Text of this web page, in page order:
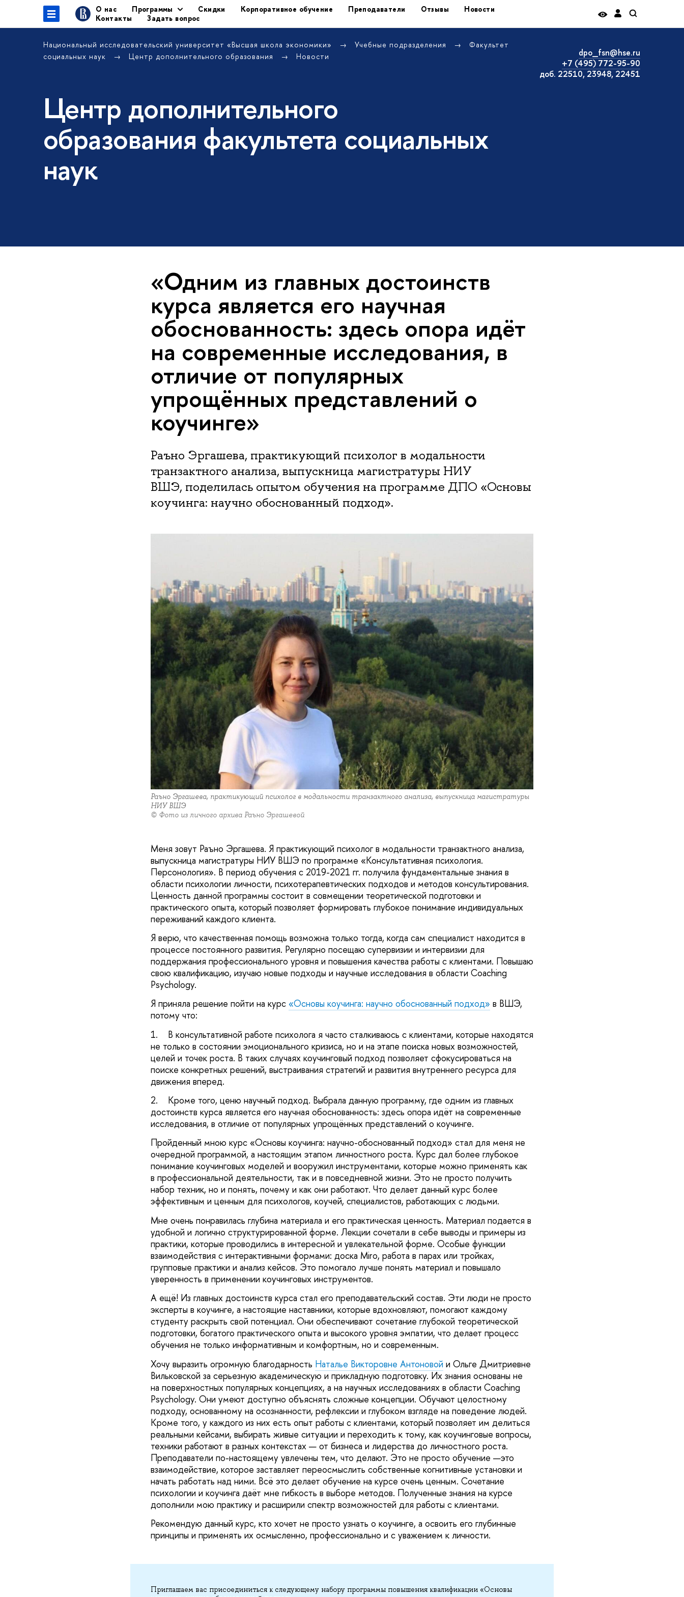
О нас Программы Скидки Корпоративное обучение Преподаватели Отзывы
Новости
Контакты
Задать вопрос
Национальный исследовательский университет «Высшая школа экономики» Учебные подразделения
Факультет
социальных наук
Центр дополнительного образования Новости
Центр дополнительного
образования факультета социальных
наук
dpo_fsn@hse.ru
+7 (495) 772-95-90
доб. 22510, 23948, 22451
«Одним из главных достоинств
курса является его научная
обоснованность: здесь опора идёт
на современные исследования, в
отличие от популярных
упрощённых представлений о
коучинге»
Раъно Эргашева, практикующий психолог в модальности
транзактного анализа, выпускница магистратуры НИУ
ВШЭ, поделилась опытом обучения на программе ДПО «Основы
коучинга: научно обоснованный подход».
Раъно Эргашева, практикующий психолог в модальности транзактного анализа, выпускница магистратуры
НИУ ВШЭ
© Фото из личного архива Раъно Эргашевой
Меня зовут Раъно Эргашева. Я практикующий психолог в модальности транзактного анализа,
выпускница магистратуры НИУ ВШЭ по программе «Консультативная психология.
Персонология». В период обучения с 2019-2021 гг. получила фундаментальные знания в
области психологии личности, психотерапевтических подходов и методов консультирования.
Ценность данной программы состоит в совмещении теоретической подготовки и
практического опыта, который позволяет формировать глубокое понимание индивидуальных
переживаний каждого клиента.
Я верю, что качественная помощь возможна только тогда, когда сам специалист находится в
процессе постоянного развития. Регулярно посещаю супервизии и интервизии для
поддержания профессионального уровня и повышения качества работы с клиентами. Повышаю
свою квалификацию, изучаю новые подходы и научные исследования в области Coaching
Psychology.
Я приняла решение пойти на курс «Основы коучинга: научно обоснованный подход» в ВШЭ,
потому что:
1. В консультативной работе психолога я часто сталкиваюсь с клиентами, которые находятся
не только в состоянии эмоционального кризиса, но и на этапе поиска новых возможностей,
целей и точек роста. В таких случаях коучинговый подход позволяет сфокусироваться на
поиске конкретных решений, выстраивания стратегий и развития внутреннего ресурса для
движения вперед.
2. Кроме того, ценю научный подход. Выбрала данную программу, где одним из главных
достоинств курса является его научная обоснованность: здесь опора идёт на современные
исследования, в отличие от популярных упрощённых представлений о коучинге.
Пройденный мною курс «Основы коучинга: научно-обоснованный подход» стал для меня не
очередной программой, а настоящим этапом личностного роста. Курс дал более глубокое
понимание коучинговых моделей и вооружил инструментами, которые можно применять как
в профессиональной деятельности, так и в повседневной жизни. Это не просто получить
набор техник, но и понять, почему и как они работают. Что делает данный курс более
эффективным и ценным для психологов, коучей, специалистов, работающих с людьми.
Мне очень понравилась глубина материала и его практическая ценность. Материал подается в
удобной и логично структурированной форме. Лекции сочетали в себе выводы и примеры из
практики, которые проводились в интересной и увлекательной форме. Особые функции
взаимодействия с интерактивными формами: доска Miro, работа в парах или тройках,
групповые практики и анализ кейсов. Это помогало лучше понять материал и повышало
уверенность в применении коучинговых инструментов.
А ещё! Из главных достоинств курса стал его преподавательский состав. Эти люди не просто
эксперты в коучинге, а настоящие наставники, которые вдохновляют, помогают каждому
студенту раскрыть свой потенциал. Они обеспечивают сочетание глубокой теоретической
подготовки, богатого практического опыта и высокого уровня эмпатии, что делает процесс
обучения не только информативным и комфортным, но и современным.
Хочу выразить огромную благодарность Наталье Викторовне Антоновой и Ольге Дмитриевне
Вильковской за серьезную академическую и прикладную подготовку. Их знания основаны не
на поверхностных популярных концепциях, а на научных исследованиях в области Coaching
Psychology. Они умеют доступно объяснять сложные концепции. Обучают целостному
подходу, основанному на осознанности, рефлексии и глубоком взгляде на поведение людей.
Кроме того, у каждого из них есть опыт работы с клиентами, который позволяет им делиться
реальными кейсами, выбирать живые ситуации и переходить к тому, как коучинговые вопросы,
техники работают в разных контекстах — от бизнеса и лидерства до личностного роста.
Преподаватели по-настоящему увлечены тем, что делают. Это не просто обучение —это
взаимодействие, которое заставляет переосмыслить собственные когнитивные установки и
начать работать над ними. Всё это делает обучение на курсе очень ценным. Сочетание
психологии и коучинга даёт мне гибкость в выборе методов. Полученные знания на курсе
дополнили мою практику и расширили спектр возможностей для работы с клиентами.
Рекомендую данный курс, кто хочет не просто узнать о коучинге, а освоить его глубинные
принципы и применять их осмысленно, профессионально и с уважением к личности.
Приглашаем вас присоединиться к следующему набору программы повышения квалификации «Основы